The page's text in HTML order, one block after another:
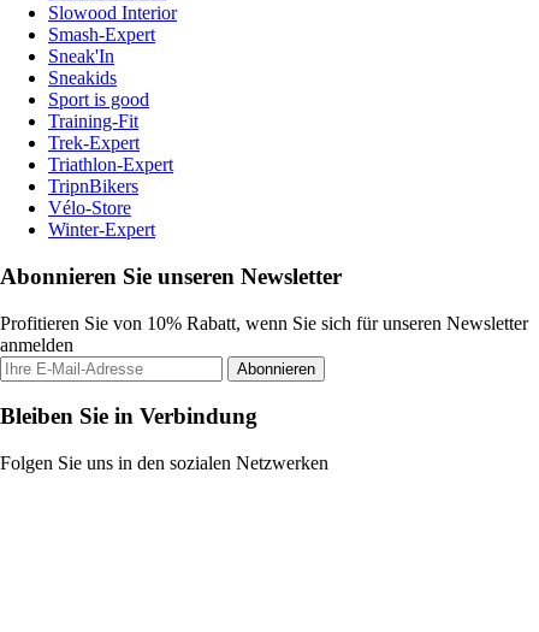
Slowood Interior
Smash-Expert
Sneak'In
Sneakids
Sport is good
Training-Fit
Trek-Expert
Triathlon-Expert
TripnBikers
Vélo-Store
Winter-Expert
Abonnieren Sie unseren Newsletter
Profitieren Sie von 10% Rabatt, wenn Sie sich für unseren Newsletter
anmelden
Abonnieren
Bleiben Sie in Verbindung
Folgen Sie uns in den sozialen Netzwerken